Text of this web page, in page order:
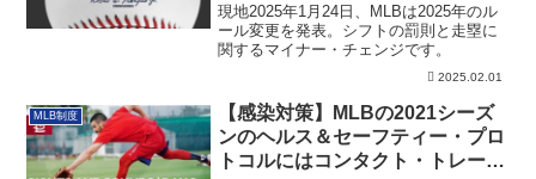
現地2025年1月24日、MLBは2025年のル
ール変更を発表。シフトの罰則と走塁に
関するマイナー・チェンジです。
2025.02.01
MLB制度
【感染対策】MLBの2021シーズ
ンのヘルス＆セーフティー・プロ
トコルにはコンタクト・トレーシ